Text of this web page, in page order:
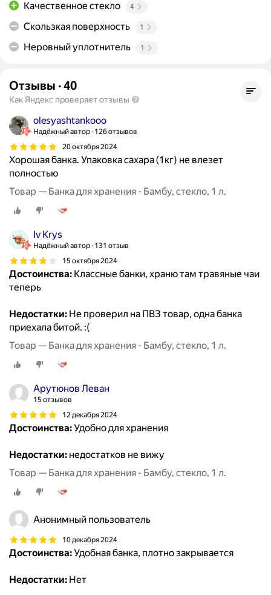
Качественное стекло 4
Скользкая поверхность 1
Неровный уплотнитель 1
Отзывы ·40
Как Яндекс проверяет отзывы
olesyashtankooo
Надёжный автор 126 отзывов
20 октября 2024
Хорошая банка. Упаковка сахара (1кг) не влезет
полностью
Товар — Банка для хранения - Бамбу, стекло, 1 л.
Iv Krys
Надёжный автор 131 отзыв
15 октября 2024
Достоинства: Классные банки, храню там травяные чаи
теперь
Недостатки: Не проверил на ПВЗ товар, одна банка
приехала битой. :(
Товар — Банка для хранения - Бамбу, стекло, 1 л.
Арутюнов Леван
15 отзывов
12 декабря 2024
Достоинства:Удобно для хранения
Недостатки: недостатков не вижу
Товар — Банка для хранения - Бамбу, стекло, 1 л.
Анонимный пользователь
10 декабря 2024
Достоинства:Удобная банка, плотно закрывается
Недостатки: Нет